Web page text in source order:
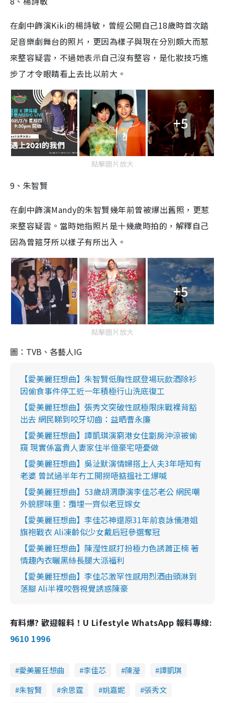
在劇中飾演Kiki的楊詩敏，曾經公開自己18歲時首次踏
足音樂劇舞台的照片，更因為樣子與現在分別頗大而惹
來整容疑雲，不過她表示自己沒有整容，是化妝技巧進
步了才令眼睛看上去比以前大。
+5
點擊圖片放大
9、朱智賢
在劇中飾演Mandy的朱智賢幾年前曾被爆出舊照，更惹
來整容疑雲。當時她指照片是十幾歲時拍的，解釋自己
因為曾箍牙所以樣子有所出入。
+5
點擊圖片放大
圖：TVB、各藝人IG
【愛美麗狂想曲】朱智賢低胸性感登場玩飲酒除衫
因偷食事件停工近一年積極行山洗底復工
【愛美麗狂想曲】張秀文突破性感極限床戰裸背豁
出去 網民睇到咬牙切齒：益晒曹永廉
【愛美麗狂想曲】譚凱琪演窮港女住劏房沖涼被偷
窺 現實係富貴人妻家住半億豪宅唔憂做
【愛美麗狂想曲】吳沚默演情婦搭上人夫3年唔知有
老婆 曾試過半年冇工開撈唔掂搵社工爆喊
【愛美麗狂想曲】53歲胡渭康演李佳芯老公 網民嘲
外貌膠味重：攬埋一齊似老豆嫁女
【愛美麗狂想曲】李佳芯神還原31年前袁詠儀港姐
旗袍戰衣 Ali凍齡似少女戴后冠參選奪冠
【愛美麗狂想曲】陳瀅性感打扮極力色誘蕭正楠 著
情趣內衣曬黑絲長腿大派福利
【愛美麗狂想曲】李佳芯激罕性感用烈酒由頭淋到
落腳 Ali半裸咬唇視覺誘惑陳豪
有料爆? 歡迎報料！U Lifestyle WhatsApp 報料專線:
9610 1996
愛美麗狂想曲 李佳芯 陳瀅
譚凱琪
朱智賢
余思霆 姚嘉妮
張秀文